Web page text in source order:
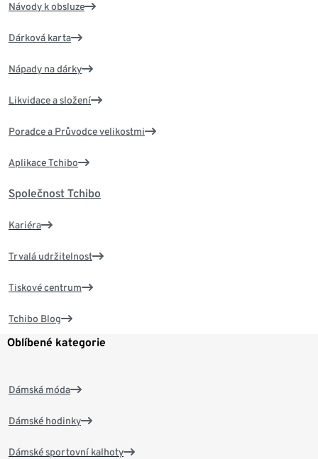
Návody k obsluze
Dárková karta
Nápady na dárky
Likvidace a složení
Poradce a Průvodce velikostmi
Aplikace Tchibo
Společnost Tchibo
Kariéra
Trvalá udržitelnost
Tiskové centrum
Tchibo Blog
Oblíbené kategorie
Dámská móda
Dámské hodinky
Dámské sportovní kalhoty